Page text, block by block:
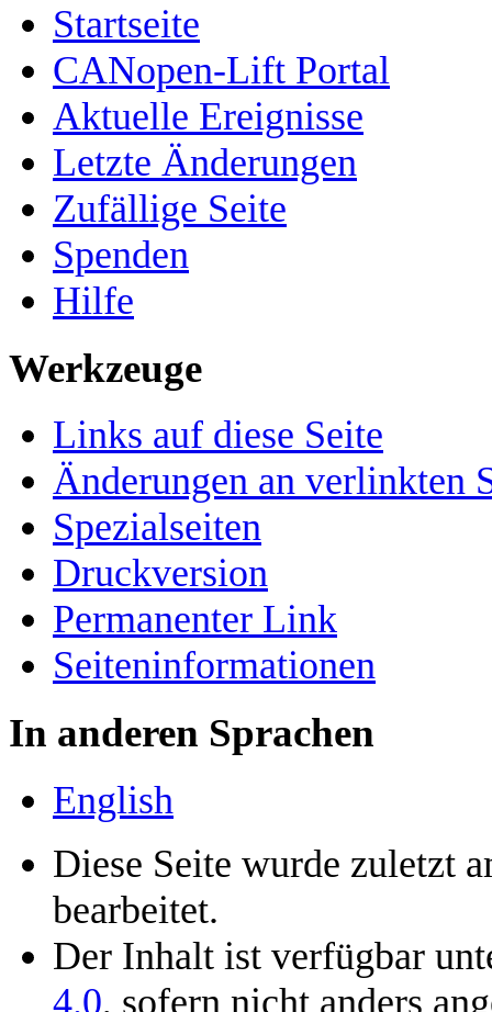
Startseite
CANopen-Lift Portal
Aktuelle Ereignisse
Letzte Änderungen
Zufällige Seite
Spenden
Hilfe
Werkzeuge
Links auf diese Seite
Änderungen an verlinkten
Spezialseiten
Druckversion
Permanenter Link
Seiten­­informationen
In anderen Sprachen
English
Diese Seite wurde zuletzt
bearbeitet.
Der Inhalt ist verfügbar
4.0, sofern nicht anders